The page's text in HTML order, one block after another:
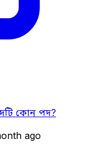
কোন পদ?
ago